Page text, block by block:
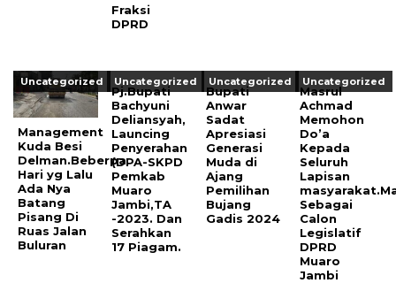
Fraksi
DPRD
Uncategorized
Management
Kuda Besi
Delman.Beberpa
Hari yg Lalu
Ada Nya
Batang
Pisang Di
Ruas Jalan
Buluran
Uncategorized
Pj.Bupati
Bachyuni
Deliansyah,
Launcing
Penyerahan
(DPA-SKPD
Pemkab
Muaro
Jambi,TA
-2023. Dan
Serahkan
17 Piagam.
Uncategorized
Bupati
Anwar
Sadat
Apresiasi
Generasi
Muda di
Ajang
Pemilihan
Bujang
Gadis 2024
Uncategorized
Masrul
Achmad
Memohon
Do’a
Kepada
Seluruh
Lapisan
Sebagai
Calon
Legislatif
DPRD
Muaro
Jambi